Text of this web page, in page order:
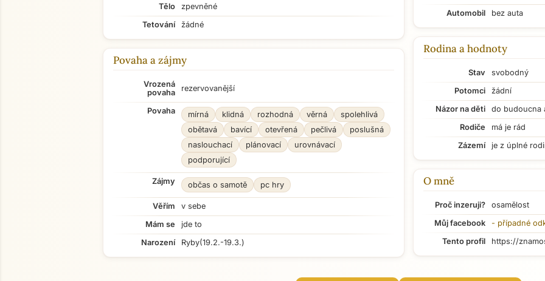
Tělo
zpevněné
Tetování
žádné
Povaha a zájmy
Vrozená
povaha
rezervovanější
Povaha mírná klidná rozhodná věrná
spolehlivá
obětavá
bavící otevřená pečlivá
poslušná
naslouchací
plánovací
urovnávací
podporující
Zájmy občas o samotě pc hry
Věřím
v sebe
Mám se
jde to
Narození
Ryby(19.2.-19.3.)
Automobil
bez auta
Rodina a hodnoty
Stav
svobodný
Potomci
žádní
Názor na děti
do budoucna
Rodiče
má je rád
Zázemí
je z úplné
O mně
Proč inzeruji?
osamělost
Můj facebook
- případné
Tento profil
https://